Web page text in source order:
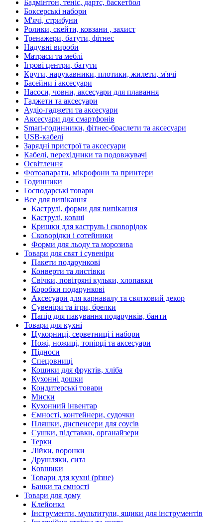
Бадмінтон, теніс, дартс, баскетбол
Боксерські набори
М'ячі, стрибуни
Ролики, скейти, ковзани , захист
Тренажери, батути, фітнес
Надувні вироби
Матраси та меблі
Ігрові центри, батути
Круги, нарукавники, плотики, жилети, м'ячі
Басейни і аксесуари
Насоси, човни, аксесуари для плавання
Гаджети та аксесуари
Аудіо-гаджети та аксесуари
Аксесуари для смартфонів
Smart-годинники, фітнес-браслети та аксесуари
USB-кабелі
Зарядні пристрої та аксесуари
Кабелі, перехідники та подовжувачі
Освітлення
Фотоапарати, мікрофони та принтери
Годинники
Господарські товари
Все для випікання
Каструлі, форми для випікання
Каструлі, ковші
Кришки для каструль і сковорідок
Сковорідки і сотейники
Форми для льоду та морозива
Товари для свят і сувеніри
Пакети подарункові
Конверти та листівки
Свічки, повітряні кульки, хлопавки
Коробки подарункові
Аксесуари для карнавалу та святковий декор
Сувеніри та ігри, брелки
Папір для пакування подарунків, банти
Товари для кухні
Цукорниці, серветниці і набори
Ножі, ножиці, топірці та аксесуари
Підноси
Спецовниці
Кошики для фруктів, хліба
Кухонні дошки
Кондитерські товари
Миски
Кухонний інвентар
Ємності, контейнери, судочки
Пляшки, диспенсери для соусів
Сушки, підставки, органайзери
Терки
Лійки, воронки
Друшляки, сита
Ковшики
Товари для кухні (різне)
Банки та ємності
Товари для дому
Клейонка
Інструменти, мультитули, ящики для інструментів